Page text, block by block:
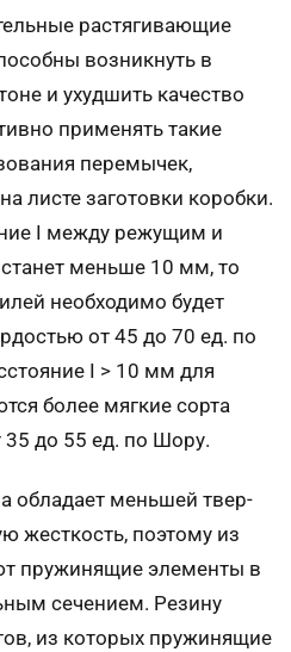
растягивающие
возникнуть в
и ухудшить качество
применять такие
перемычек,
листе заготовки ко­робки.
I между режущим и
меньше 10 мм, то
необходимо будет
от 45 до 70 ед. по
I > 10 мм для
более мягкие сорта
до 55 ед. по Шору.
обладает меньшей твер­
жесткость, поэтому из
пружиня­щие элементы в
сечением. Ре­зину
из которых пружи­нящие